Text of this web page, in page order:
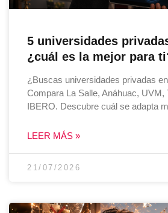
5 universidades
¿cuál es la mejor para
¿Buscas universidades privadas
Compara La Salle, Anáhuac, UVM,
IBERO. Descubre cuál se adapta
LEER MÁS »
21/07/2026